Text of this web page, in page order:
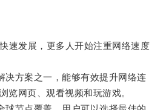
发展，更多人开始注重网络速度
方案之一，能够有效提升网络连
览网页、观看视频和玩游戏。